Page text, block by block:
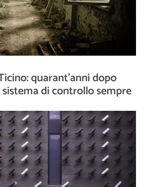
quarant’anni dopo
di controllo sempre